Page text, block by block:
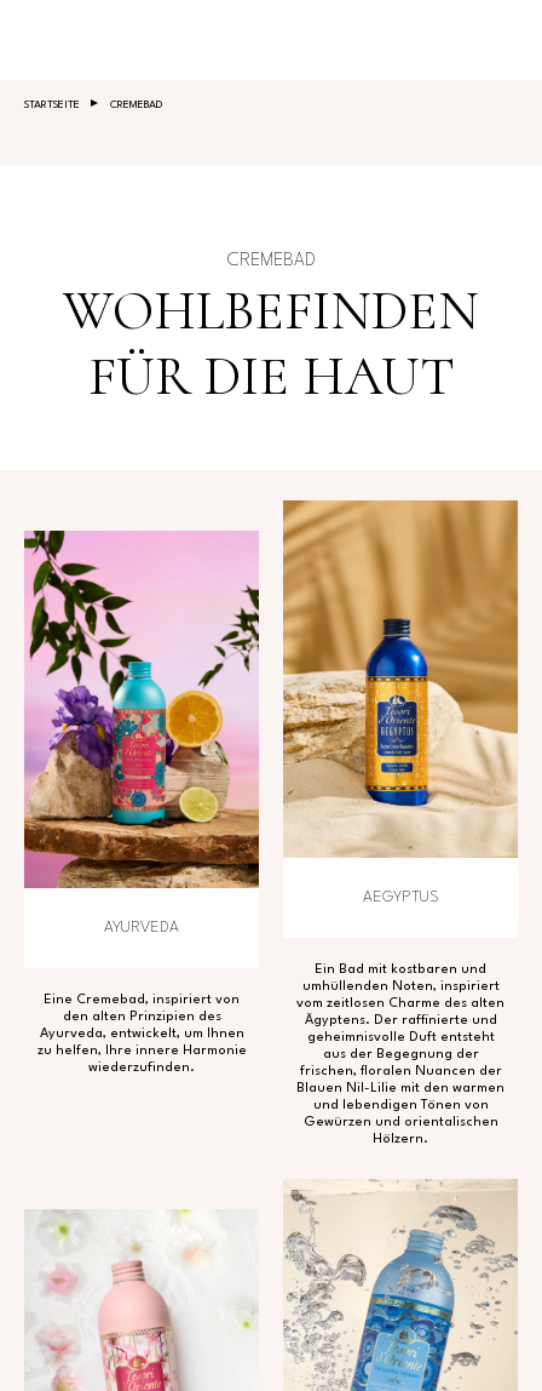
STARTSEITE CREMEBAD
CREMEBAD
WOHLBEFINDEN
FÜR DIE HAUT
AYURVEDA
Eine Cremebad, inspiriert von
den alten Prinzipien des
Ayurveda, entwickelt, um Ihnen
zu helfen, Ihre innere Harmonie
wiederzufinden.
AEGYPTUS
Ein Bad mit kostbaren und
umhüllenden Noten, inspiriert
vom zeitlosen Charme des alten
Ägyptens. Der raffinierte und
geheimnisvolle Duft entsteht
aus der Begegnung der
frischen, floralen Nuancen der
Blauen Nil-Lilie mit den warmen
und lebendigen Tönen von
Gewürzen und orientalischen
Hölzern.